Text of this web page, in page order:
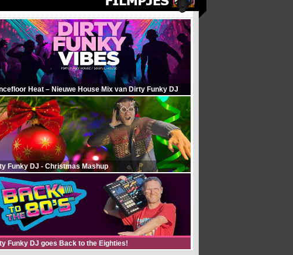
Heat – Nieuwe House Mix van Dirty Funky DJ
Funky DJ - Christmas Mashup
Funky DJ goes Back to the Eighties!